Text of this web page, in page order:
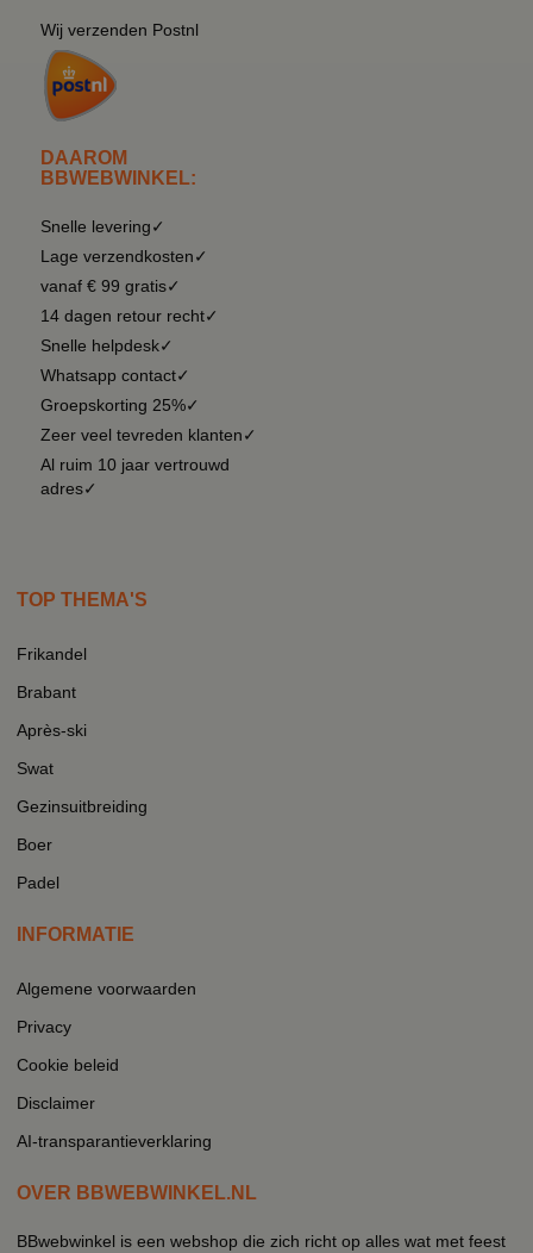
Wij verzenden Postnl
DAAROM
BBWEBWINKEL:
Snelle levering✓
Lage verzendkosten✓
vanaf € 99 gratis✓
14 dagen retour recht✓
Snelle helpdesk✓
Whatsapp contact✓
Groepskorting 25%✓
Zeer veel tevreden klanten✓
Al ruim 10 jaar vertrouwd
adres✓
TOP THEMA'S
Frikandel
Brabant
Après-ski
Swat
Gezinsuitbreiding
Boer
Padel
INFORMATIE
Algemene voorwaarden
Privacy
Cookie beleid
Disclaimer
AI-transparantieverklaring
OVER BBWEBWINKEL.NL
BBwebwinkel is een webshop die zich richt op alles wat met feest